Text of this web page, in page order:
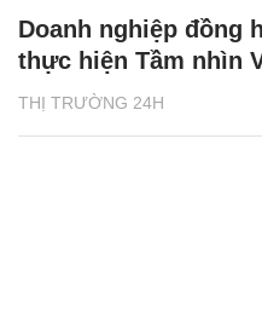
THỊ TRƯỜNG 24H
Doanh nghiệp đồng
thực hiện Tầm nhìn